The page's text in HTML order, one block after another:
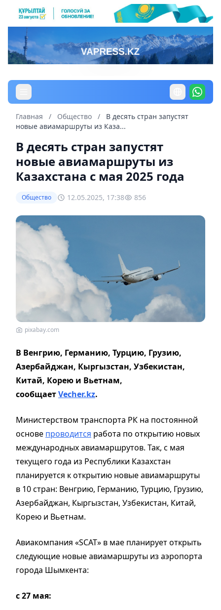
Главная / Общество /
В десять стран запустят
новые авиамаршруты из Каза...
В десять стран запустят
новые авиамаршруты из
Казахстана с мая 2025 года
Общество 12.05.2025, 17:38 856
pixabay.com
В Венгрию, Германию, Турцию, Грузию,
Азербайджан, Кыргызстан, Узбекистан,
Китай, Корею и Вьетнам,
сообщаетVecher.kz.
Министерством транспорта РК на постоянной
основе проводится работа по открытию новых
международных авиамаршрутов. Так, с мая
текущего года из Республики Казахстан
планируется к открытию новые авиамаршруты
в 10 стран: Венгрию, Германию, Турцию, Грузию,
Азербайджан, Кыргызстан, Узбекистан, Китай,
Корею и Вьетнам.
Авиакомпания «SCAT» в мае планирует открыть
следующие новые авиамаршруты из аэропорта
города Шымкента:
с 27 мая: